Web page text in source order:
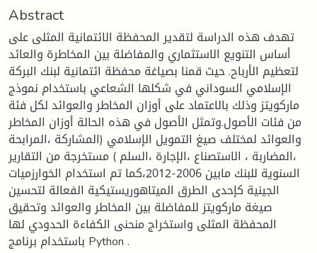
Abstract
تهدف هذه الدراسة لتقدير المحفظة الائتمانية المثلى على
أساس التنويع الاستثماري والمفاضلة بين المخاطرة والعائد
لتعظيم الأرباح. حيث قمنا بصياغة محفظة ائتمانية لبنك البركة
الإسلامي السوداني في شكلها الشعاعي باستخدام نموذج
ماركويتز وذلك بالاعتماد على أوزان المخاطر والعوائد لكل فئة
من فئات الأصول.وتمثل الأصول في هذه الحالة أوزان المخاطر
والعوائد لمختلف صيغ التمويل الإسلامي (المشاركة ،المرابحة
،المضاربة ، الاستصناع ،الإجارة ،السلم ) مستخرجة من التقارير
السنوية للبنك مابين 2006-2012،كما تم استخدام الخوارزميات
الجينية كإحدى الطرق الميتاهوريستيكية الفعالة لتحسين
صيغة ماركويتز للمفاضلة بين المخاطر والعوائد وتحقيق
المحفظة المثلى واستخراج منحنى الكفاءة الحدودي لها
باستخدام برنامج Python .